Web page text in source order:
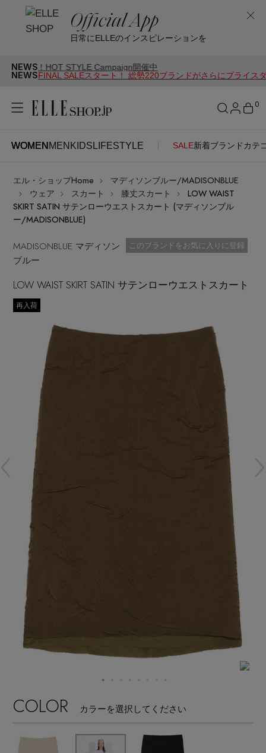
Official App
日常にELLEのインスピレーションを
NEWS
STYLE Campaign開催中
NEWSFINAL SALEスタート！ 総勢220ブランドがさらにプライス
WOMEN MEN KIDS LIFESTYLE SALE新着ブランド カテ
0
WOMENMENKIDSLIFESTYLE
ITEMS
ブランド
最旬！トレンドワード
【予約】新作ウェアをチェック
【Tシャツ】デイリーに活躍
【サンダル】ビーサンの季節！
【レース】上品な透け感
【限定】ここでしか買えないアイテム
アイテム一覧
SALE
CATEGORY
ウェア
ブラウス・シャツ
ワンピース・チュニック
パンツ
シューズ
パンプス
スニーカー
バッグ・財布
カゴバッグ
ショルダーバッグ
すべてのファッション小物
ストール・マフラー・ケープ
ログイン
はじめてご利用の方
最新トレンドや限定アイテム、セール情報を
いち早くお届けします。
ご登録はこちら
SUPPORT
ご利用ガイド
エル・ショップについて
お知らせ
よくあるご質問
SEE RESULTS
エル・ショップHome
マディソンブルー/MADISONBLUE
ウェア
スカート 膝丈スカート
LOW WAIST
SKIRT SATIN サテンローウエストスカート (マディソンブル
ー/MADISONBLUE)
MADISONBLUE マディソン
ブルー
お気に入り済
このブランドをお気に入りに登録
LOW WAIST SKIRT SATIN サテンローウエストスカート
再入荷
COLOR カラーを選択してください